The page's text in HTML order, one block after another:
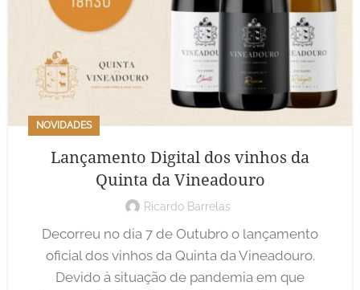
NOVIDADES
Lançamento Digital dos vinhos da
Quinta da Vineadouro
Ricardo Barrelas
Decorreu no dia 7 de Outubro o lançamento
oficial dos vinhos da Quinta da Vineadouro.
Devido à situação de pandemia em que